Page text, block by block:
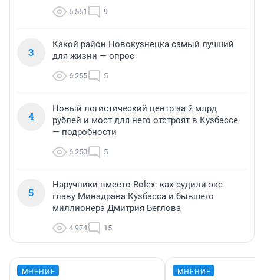
6 551 9
3
Какой район Новокузнецка самый лучший
для жизни — опрос
6 255 5
4
Новый логистический центр за 2 млрд
рублей и мост для него отстроят в Кузбассе
— подробности
6 250 5
5
Наручники вместо Rolex: как судили экс-
главу Минздрава Кузбасса и бывшего
миллионера Дмитрия Беглова
4 974 15
МНЕНИЕ МНЕНИЕ